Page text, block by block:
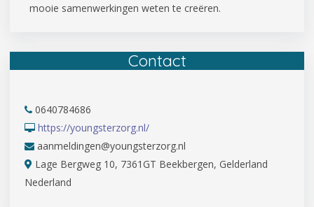
mooie samenwerkingen weten te creëren.
Contact
0640784686
https://youngsterzorg.nl/
aanmeldingen@youngsterzorg.nl
Lage Bergweg 10, 7361GT Beekbergen, Gelderland
Nederland